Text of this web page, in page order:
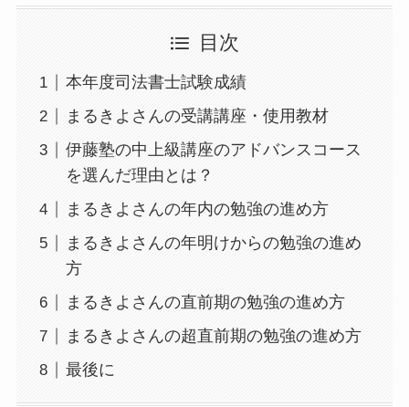
目次
本年度司法書士試験成績
まるきよさんの受講講座・使用教材
伊藤塾の中上級講座のアドバンスコース
を選んだ理由とは？
まるきよさんの年内の勉強の進め方
まるきよさんの年明けからの勉強の進め
方
まるきよさんの直前期の勉強の進め方
まるきよさんの超直前期の勉強の進め方
最後に